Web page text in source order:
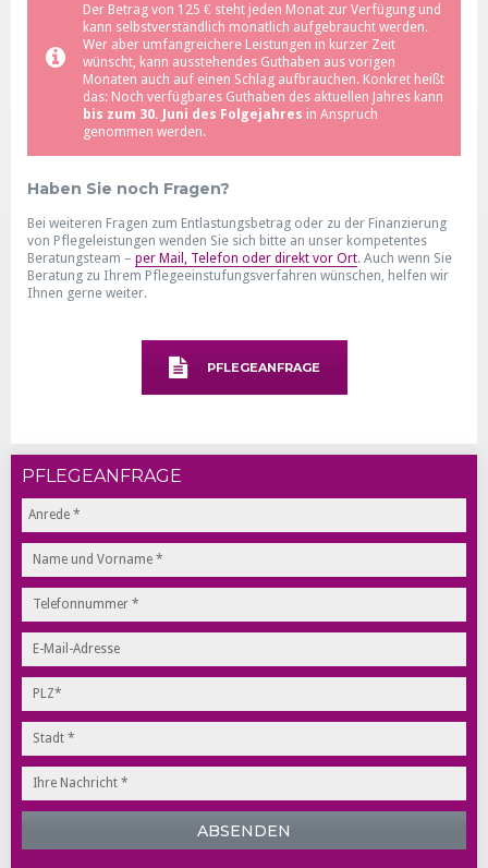
Der Betrag von 125 € steht jeden Monat zur Verfügung und
kann selbstverständlich monatlich aufgebraucht werden.
Wer aber umfangreichere Leistungen in kurzer Zeit
wünscht, kann ausstehendes Guthaben aus vorigen
Monaten auch auf einen Schlag aufbrauchen. Konkret heißt
das: Noch verfügbares Guthaben des aktuellen Jahres kann
bis zum 30. Juni des Folgejahres in Anspruch
genommen werden.
Haben Sie noch Fragen?
Bei weiteren Fragen zum Entlastungsbetrag oder zu der Finanzierung
von Pflegeleistungen wenden Sie sich bitte an unser kompetentes
Beratungsteam – per Mail, Telefon oder direkt vor Ort. Auch wenn Sie
Beratung zu Ihrem Pflegeeinstufungsverfahren wünschen, helfen wir
Ihnen gerne weiter.
PFLEGEANFRAGE
PFLEGEANFRAGE